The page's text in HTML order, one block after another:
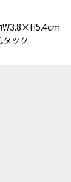
W3.8×H5.4cm
ック